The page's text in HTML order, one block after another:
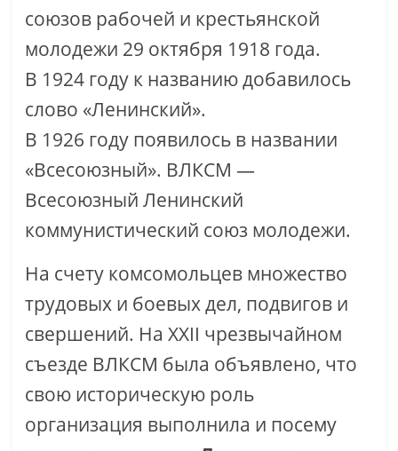
союзов рабочей и крестьянской
молодежи 29 октября 1918 года.
В 1924 году к названию добавилось
слово «Ленинский».
В 1926 году появилось в названии
«Всесоюзный». ВЛКСМ —
Всесоюзный Ленинский
коммунистический союз молодежи.
На счету комсомольцев множество
трудовых и боевых дел, подвигов и
свершений. На XXII чрезвычайном
съезде ВЛКСМ была объявлено, что
свою историческую роль
организация выполнила и посему